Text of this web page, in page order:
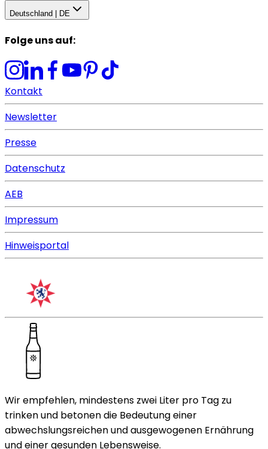
Deutschland | DE
Folge uns auf:
Kontakt
Newsletter
Presse
Datenschutz
AEB
Impressum
Hinweisportal
Wir empfehlen, mindestens zwei Liter pro Tag zu
trinken und betonen die Bedeutung einer
abwechslungsreichen und ausgewogenen Ernährung
und einer gesunden Lebensweise.